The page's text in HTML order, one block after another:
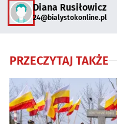
Diana Rusiłowicz
24@bialystokonline.pl
PRZECZYTAJ TAKŻE